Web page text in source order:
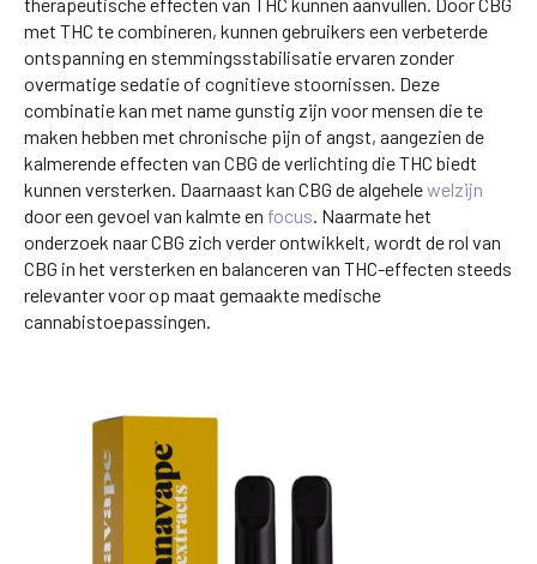
met THC te combineren, kunnen gebruikers een verbeterde
ontspanning en stemmingsstabilisatie ervaren zonder
overmatige sedatie of cognitieve stoornissen. Deze
combinatie kan met name gunstig zijn voor mensen die te
maken hebben met chronische pijn of angst, aangezien de
kalmerende effecten van CBG de verlichting die THC biedt
kunnen versterken. Daarnaast kan CBG de algehelewelzijn
door een gevoel van kalmte en focus. Naarmate het
onderzoek naar CBG zich verder ontwikkelt, wordt de rol van
CBG in het versterken en balanceren van THC-effecten steeds
relevanter voor op maat gemaakte medische
cannabistoepassingen.